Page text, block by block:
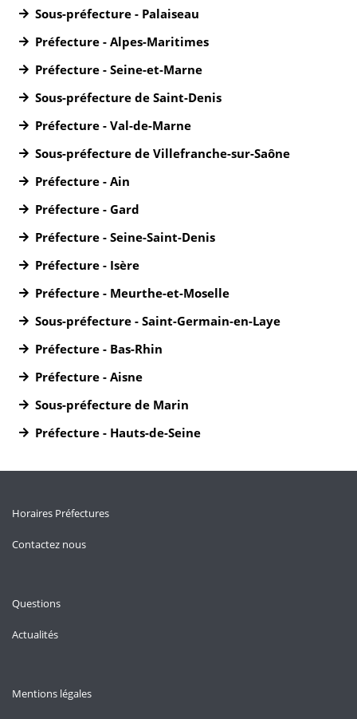
Sous-préfecture - Palaiseau
Préfecture - Alpes-Maritimes
Préfecture - Seine-et-Marne
Sous-préfecture de Saint-Denis
Préfecture - Val-de-Marne
Sous-préfecture de Villefranche-sur-Saône
Préfecture - Ain
Préfecture - Gard
Préfecture - Seine-Saint-Denis
Préfecture - Isère
Préfecture - Meurthe-et-Moselle
Sous-préfecture - Saint-Germain-en-Laye
Préfecture - Bas-Rhin
Préfecture - Aisne
Sous-préfecture de Marin
Préfecture - Hauts-de-Seine
Horaires Préfectures
Contactez nous
Questions
Actualités
Mentions légales